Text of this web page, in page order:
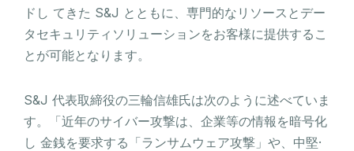
ドし てきた S&J とともに、専門的なリソースとデー
タセキュリティソリューションをお客様に提供するこ
とが可能となります。
S&J 代表取締役の三輪信雄氏は次のように述べていま
す。「近年のサイバー攻撃は、企業等の情報を暗号化
し 金銭を要求する「ランサムウェア攻撃」や、中堅·